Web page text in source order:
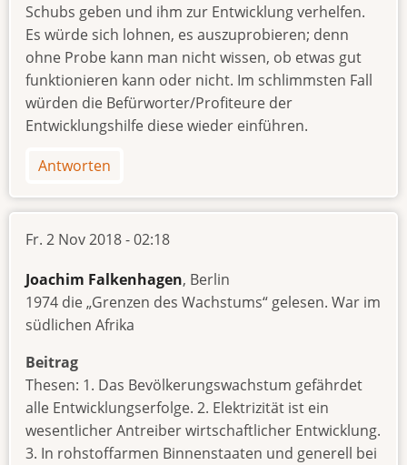
Schubs geben und ihm zur Entwicklung verhelfen.
Es würde sich lohnen, es auszuprobieren; denn
ohne Probe kann man nicht wissen, ob etwas gut
funktionieren kann oder nicht. Im schlimmsten Fall
würden die Befürworter/Profiteure der
Entwicklungshilfe diese wieder einführen.
Antworten
Fr. 2 Nov 2018 - 02:18
Joachim Falkenhagen, Berlin
1974 die „Grenzen des Wachstums“ gelesen. War im
südlichen Afrika
Beitrag
Thesen: 1. Das Bevölkerungswachstum gefährdet
alle Entwicklungserfolge. 2. Elektrizität ist ein
wesentlicher Antreiber wirtschaftlicher Entwicklung.
3. In rohstoffarmen Binnenstaaten und generell bei